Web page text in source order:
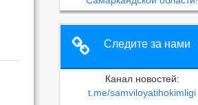
Следите за нами
Канал новостей:
t.me/samviloyatihokimligi